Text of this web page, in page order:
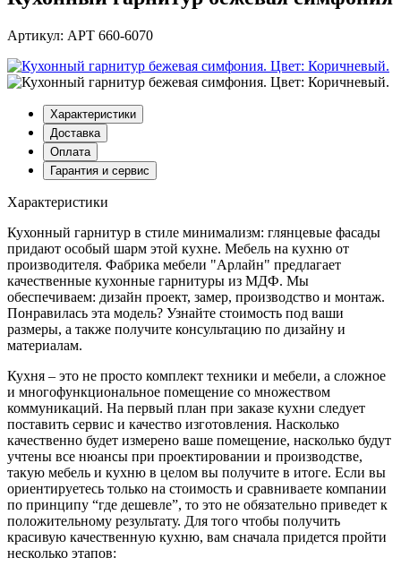
Артикул: АРТ 660-6070
Характеристики
Доставка
Оплата
Гарантия и сервис
Характеристики
Кухонный гарнитур в стиле минимализм: глянцевые фасады
придают особый шарм этой кухне. Мебель на кухню от
производителя. Фабрика мебели "Арлайн" предлагает
качественные кухонные гарнитуры из МДФ. Мы
обеспечиваем: дизайн проект, замер, производство и монтаж.
Понравилась эта модель? Узнайте стоимость под ваши
размеры, а также получите консультацию по дизайну и
материалам.
Кухня – это не просто комплект техники и мебели, а сложное
и многофункциональное помещение со множеством
коммуникаций. На первый план при заказе кухни следует
поставить сервис и качество изготовления. Насколько
качественно будет измерено ваше помещение, насколько будут
учтены все нюансы при проектировании и производстве,
такую мебель и кухню в целом вы получите в итоге. Если вы
ориентируетесь только на стоимость и сравниваете компании
по принципу “где дешевле”, то это не обязательно приведет к
положительному результату. Для того чтобы получить
красивую качественную кухню, вам сначала придется пройти
несколько этапов: